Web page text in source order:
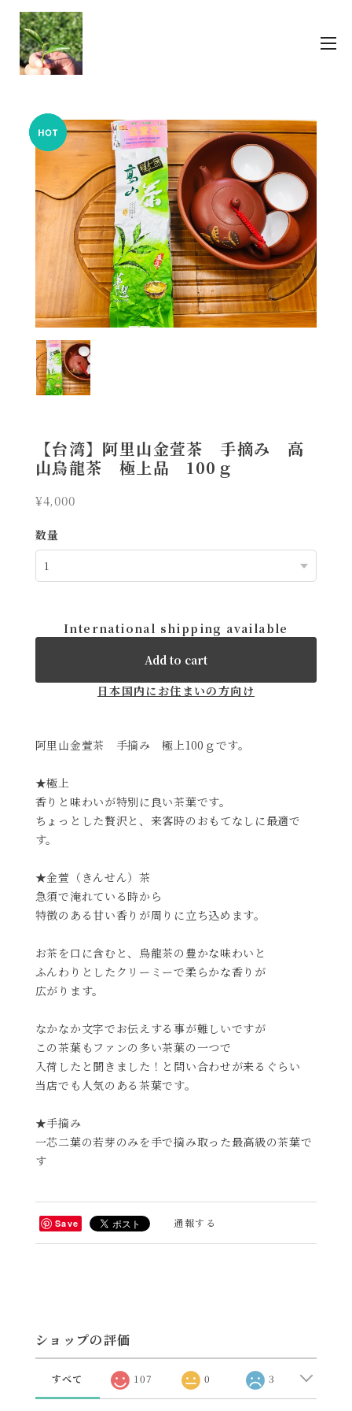
【台湾】阿里山金萱茶 手摘み 高
山烏龍茶 極上品 100ｇ
¥4,000
数量
International shipping available
Add to cart
日本国内にお住まいの方向け
阿里山金萱茶 手摘み 極上100ｇです。
★極上
香りと味わいが特別に良い茶葉です。
ちょっとした贅沢と、来客時のおもてなしに最適で
す。
★金萱（きんせん）茶
急須で淹れている時から
特徴のある甘い香りが周りに立ち込めます。
お茶を口に含むと、烏龍茶の豊かな味わいと
ふんわりとしたクリーミーで柔らかな香りが
広がります。
なかなか文字でお伝えする事が難しいですが
この茶葉もファンの多い茶葉の一つで
入荷したと聞きました！と問い合わせが来るぐらい
当店でも人気のある茶葉です。
★手摘み
一芯二葉の若芽のみを手で摘み取った最高級の茶葉で
す
Save 通報する
ショップの評価
すべて 107 0 3